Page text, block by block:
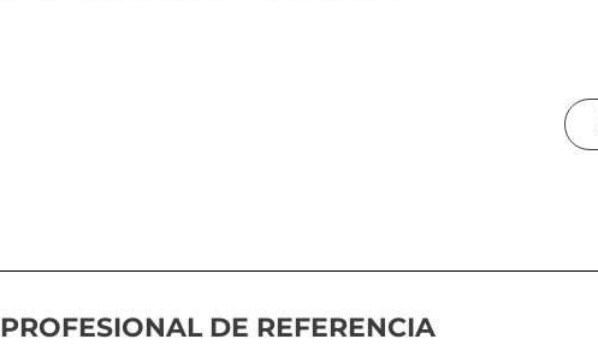
PROFESIONAL DE REFERENCIA